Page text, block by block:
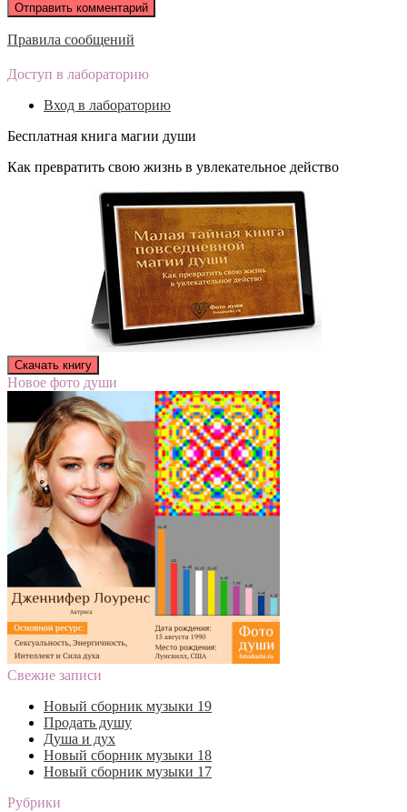
Правила сообщений
Доступ в лабораторию
Вход в лабораторию
Бесплатная книга магии души
Как превратить свою жизнь в увлекательное действо
Новое фото души
Свежие записи
Новый сборник музыки 19
Продать душу
Душа и дух
Новый сборник музыки 18
Новый сборник музыки 17
Рубрики